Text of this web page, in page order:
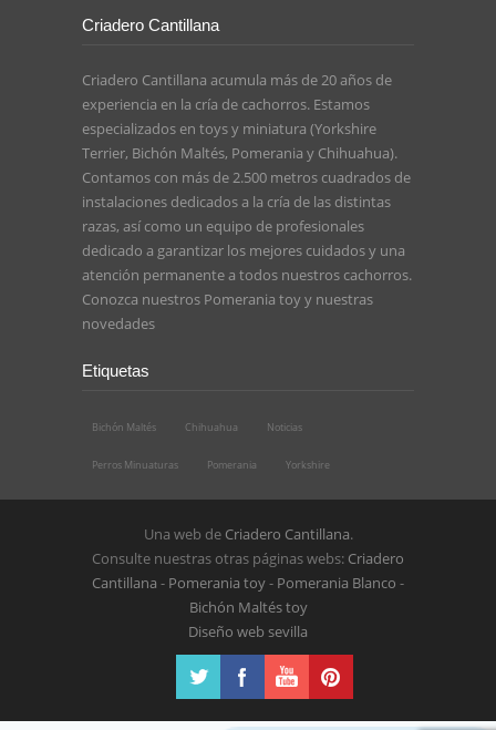
Criadero Cantillana
Criadero Cantillana acumula más de 20 años de
experiencia en la cría de cachorros. Estamos
especializados en toys y miniatura (Yorkshire
Terrier, Bichón Maltés, Pomerania y Chihuahua).
Contamos con más de 2.500 metros cuadrados de
instalaciones dedicados a la cría de las distintas
razas, así como un equipo de profesionales
dedicado a garantizar los mejores cuidados y una
atención permanente a todos nuestros cachorros.
Conozca nuestros Pomerania toyy nuestras
novedades
Etiquetas
Bichón Maltés Chihuahua Noticias
Perros Minuaturas Pomerania Yorkshire
Una web de Criadero Cantillana.
Consulte nuestras otras páginas webs: Criadero
Cantillana - Pomerania toy- Pomerania Blanco -
Bichón Maltés toy
Diseño web sevilla